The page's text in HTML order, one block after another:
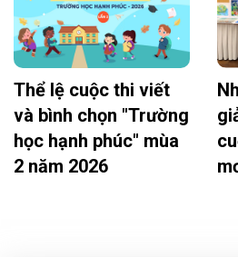
Thể lệ cuộc thi viết
và bình chọn "Trường
học hạnh phúc" mùa
2 năm 2026